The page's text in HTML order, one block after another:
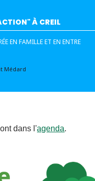
À CREIL
EN FAMILLE ET EN ENTRE
Médard
dans l'agenda.